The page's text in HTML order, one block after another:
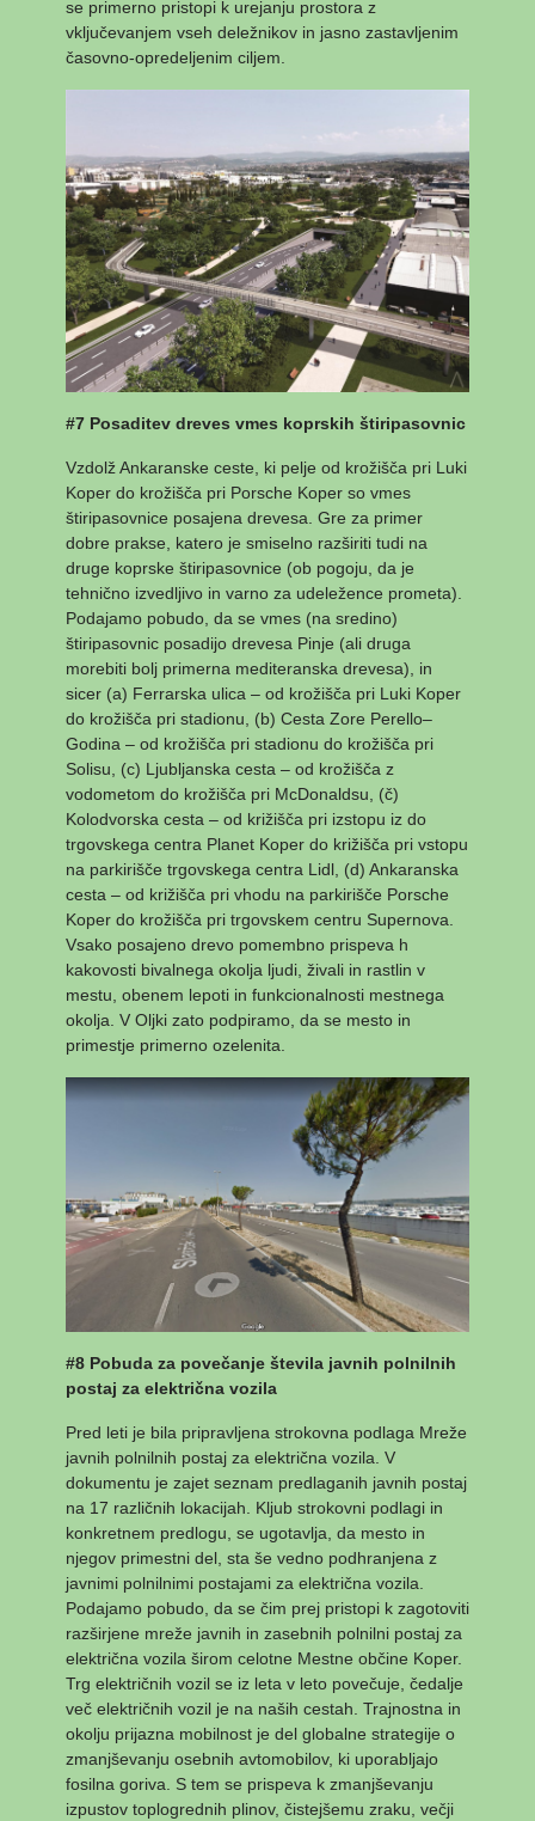
se primerno pristopi k urejanju prostora z
vključevanjem vseh deležnikov in jasno zastavljenim
časovno-opredeljenim ciljem.
#7 Posaditev dreves vmes koprskih štiripasovnic
Vzdolž Ankaranske ceste, ki pelje od krožišča pri Luki
Koper do krožišča pri Porsche Koper so vmes
štiripasovnice posajena drevesa. Gre za primer
dobre prakse, katero je smiselno razširiti tudi na
druge koprske štiripasovnice (ob pogoju, da je
tehnično izvedljivo in varno za udeležence prometa).
Podajamo pobudo, da se vmes (na sredino)
štiripasovnic posadijo drevesa Pinje (ali druga
morebiti bolj primerna mediteranska drevesa), in
sicer (a) Ferrarska ulica – od krožišča pri Luki Koper
do krožišča pri stadionu, (b) Cesta Zore Perello–
Godina – od krožišča pri stadionu do krožišča pri
Solisu, (c) Ljubljanska cesta – od krožišča z
vodometom do krožišča pri McDonaldsu, (č)
Kolodvorska cesta – od križišča pri izstopu iz do
trgovskega centra Planet Koper do križišča pri vstopu
na parkirišče trgovskega centra Lidl, (d) Ankaranska
cesta – od križišča pri vhodu na parkirišče Porsche
Koper do krožišča pri trgovskem centru Supernova.
Vsako posajeno drevo pomembno prispeva h
kakovosti bivalnega okolja ljudi, živali in rastlin v
mestu, obenem lepoti in funkcionalnosti mestnega
okolja. V Oljki zato podpiramo, da se mesto in
primestje primerno ozelenita.
#8 Pobuda za povečanje števila javnih polnilnih
postaj za električna vozila
Pred leti je bila pripravljena strokovna podlaga Mreže
javnih polnilnih postaj za električna vozila. V
dokumentu je zajet seznam predlaganih javnih postaj
na 17 različnih lokacijah. Kljub strokovni podlagi in
konkretnem predlogu, se ugotavlja, da mesto in
njegov primestni del, sta še vedno podhranjena z
javnimi polnilnimi postajami za električna vozila.
Podajamo pobudo, da se čim prej pristopi k zagotoviti
razširjene mreže javnih in zasebnih polnilni postaj za
električna vozila širom celotne Mestne občine Koper.
Trg električnih vozil se iz leta v leto povečuje, čedalje
več električnih vozil je na naših cestah. Trajnostna in
okolju prijazna mobilnost je del globalne strategije o
zmanjševanju osebnih avtomobilov, ki uporabljajo
fosilna goriva. S tem se prispeva k zmanjševanju
izpustov toplogrednih plinov, čistejšemu zraku, večji